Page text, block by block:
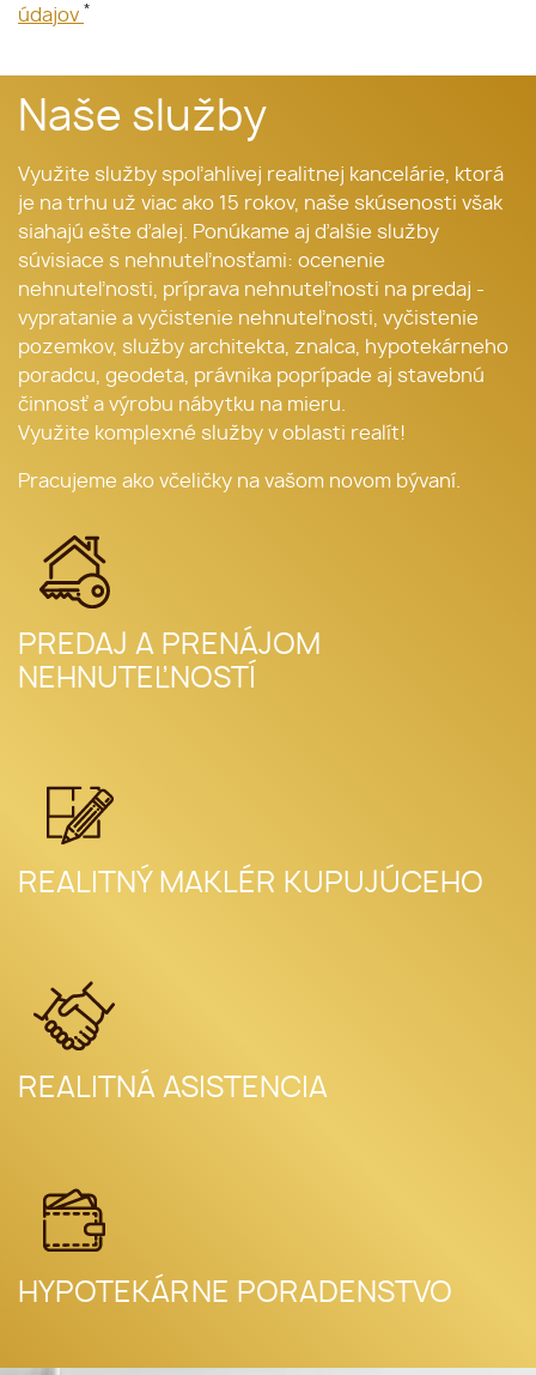
údajov *
Naše služby
Využite služby spoľahlivej realitnej kancelárie, ktorá
je na trhu už viac ako 15 rokov, naše skúsenosti však
siahajú ešte ďalej. Ponúkame aj ďalšie služby
súvisiace s nehnuteľnosťami: ocenenie
nehnuteľnosti, príprava nehnuteľnosti na predaj -
vypratanie a vyčistenie nehnuteľnosti, vyčistenie
pozemkov, služby architekta, znalca, hypotekárneho
poradcu, geodeta, právnika poprípade aj stavebnú
činnosť a výrobu nábytku na mieru.
Využite komplexné služby v oblasti realít!
Pracujeme ako včeličky na vašom novom bývaní.
PREDAJ A PRENÁJOM
NEHNUTEĽNOSTÍ
REALITNÝ MAKLÉR KUPUJÚCEHO
REALITNÁ ASISTENCIA
HYPOTEKÁRNE PORADENSTVO